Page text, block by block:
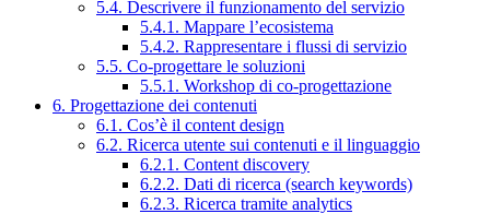
5.4. Descrivere il funzionamento del servizio
5.4.1. Mappare l’ecosistema
5.4.2. Rappresentare i flussi di servizio
5.5. Co-progettare le soluzioni
5.5.1. Workshop di co-progettazione
6. Progettazione dei contenuti
6.1. Cos’è il content design
6.2. Ricerca utente sui contenuti e il linguaggio
6.2.1. Content discovery
6.2.2. Dati di ricerca (search keywords)
6.2.3. Ricerca tramite analytics